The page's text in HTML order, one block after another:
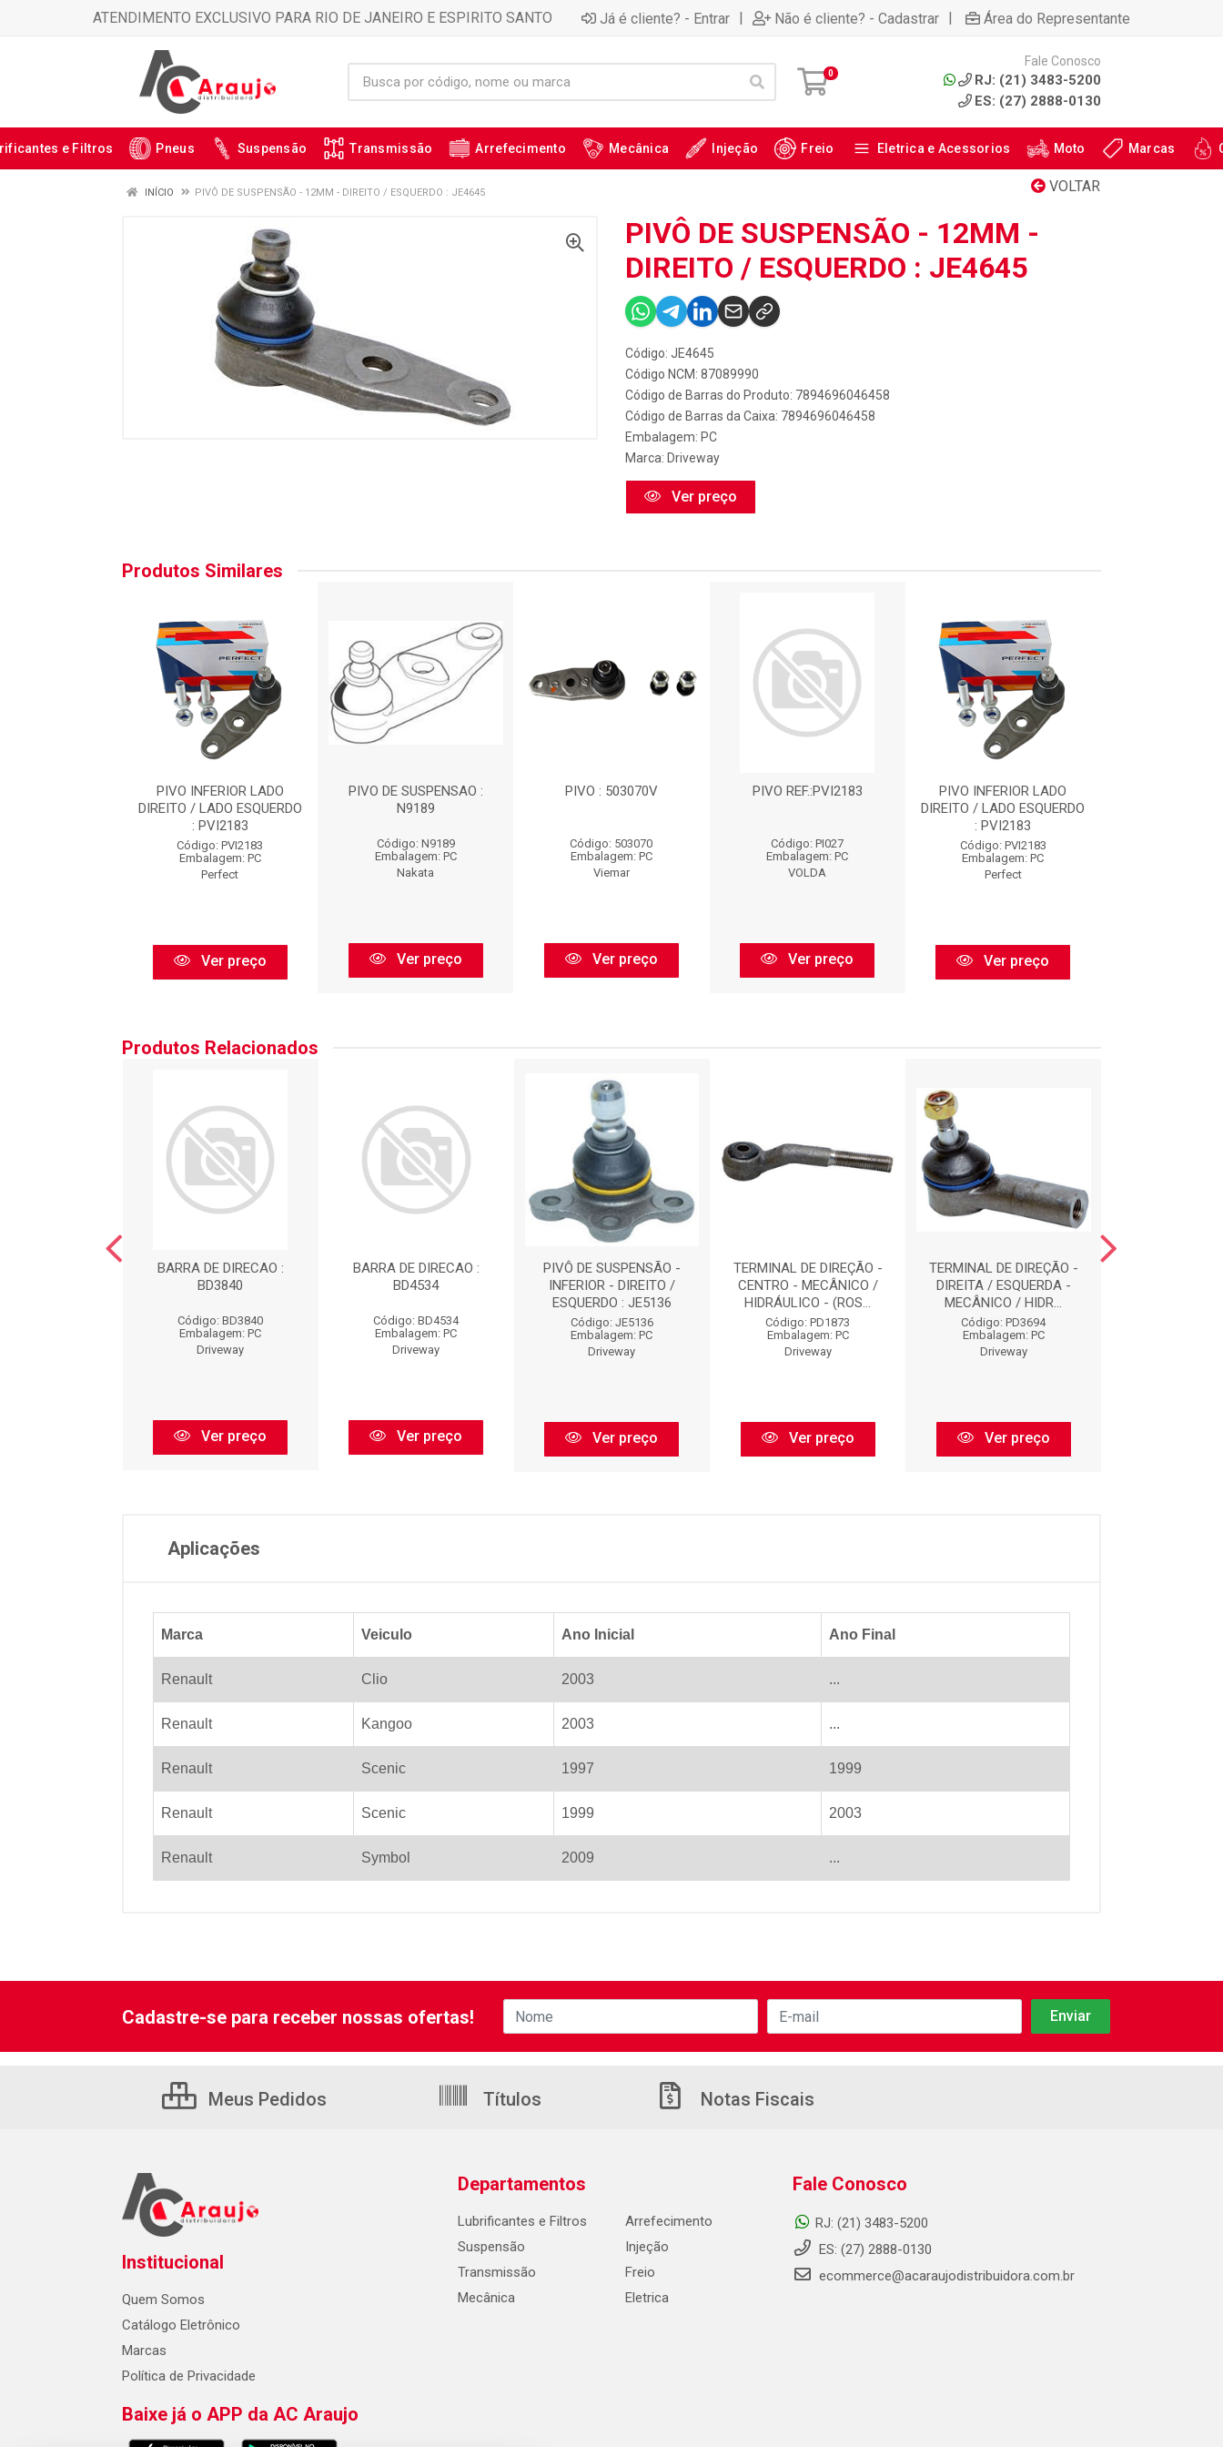
ATENDIMENTO EXCLUSIVO PARA RIO DE JANEIRO E ESPIRITO SANTO Já é cliente? - Entrar | Não é cliente? - Cadastrar | Área do Representante
0
Fale Conosco
RJ: (21) 3483-5200
ES: (27) 2888-0130
e Filtros Pneus Suspensão Transmissão Arrefecimento Mecânica Injeção Freio Eletrica e Acessorios Moto Marcas
VOLTAR
INÍCIO PIVÔ DE SUSPENSÃO - 12MM - DIREITO / ESQUERDO : JE4645
PIVÔ DE SUSPENSÃO - 12MM -
DIREITO / ESQUERDO : JE4645
Código: JE4645
Código NCM: 87089990
Código de Barras do Produto: 7894696046458
Código de Barras da Caixa: 7894696046458
Embalagem: PC
Marca: Driveway
Ver preço
Produtos Similares
PIVO INFERIOR LADO
DIREITO / LADO ESQUERDO
: PVI2183
Código: PVI2183
Embalagem: PC
Perfect
Ver preço
PIVO DE SUSPENSAO :
N9189
Código: N9189
Embalagem: PC
Nakata
Ver preço
PIVO : 503070V
Código: 503070
Embalagem: PC
Viemar
Ver preço
PIVO REF.:PVI2183
Código: PI027
Embalagem: PC
VOLDA
Ver preço
PIVO INFERIOR LADO
DIREITO / LADO ESQUERDO
: PVI2183
Código: PVI2183
Embalagem: PC
Perfect
Ver preço
Produtos Relacionados
BARRA DE DIRECAO :
BD3840
Código: BD3840
Embalagem: PC
Driveway
Ver preço
BARRA DE DIRECAO :
BD4534
Código: BD4534
Embalagem: PC
Driveway
Ver preço
PIVÔ DE SUSPENSÃO -
INFERIOR - DIREITO /
ESQUERDO : JE5136
Código: JE5136
Embalagem: PC
Driveway
Ver preço
TERMINAL DE DIREÇÃO -
CENTRO - MECÂNICO /
HIDRÁULICO - (ROS...
Código: PD1873
Embalagem: PC
Driveway
Ver preço
TERMINAL DE DIREÇÃO -
DIREITA / ESQUERDA -
MECÂNICO / HIDR...
Código: PD3694
Embalagem: PC
Driveway
Ver preço
Aplicações
Marca Veiculo Ano Inicial Ano Final
Renault Clio 2003 ...
Renault Kangoo 2003 ...
Renault Scenic 1997 1999
Renault Scenic 1999 2003
Renault Symbol 2009 ...
Cadastre-se para receber nossas ofertas!
Meus Pedidos Títulos Notas Fiscais
Institucional
Quem Somos
Catálogo Eletrônico
Marcas
Política de Privacidade
Baixe já o APP da AC Araujo
Departamentos
Lubrificantes e Filtros
Suspensão
Transmissão
Mecânica
Arrefecimento
Injeção
Freio
Eletrica
Fale Conosco
RJ: (21) 3483-5200
ES: (27) 2888-0130
ecommerce@acaraujodistribuidora.com.br